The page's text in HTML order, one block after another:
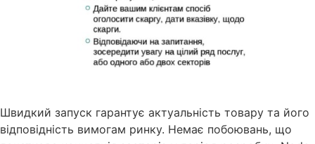
Швидкий запуск гарантує актуальність товару та його
відповідність вимогам ринку. Немає побоювань, що